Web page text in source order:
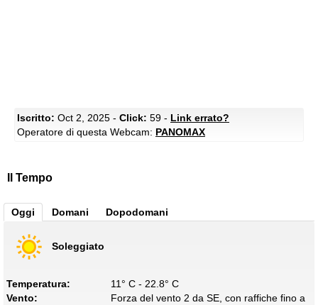
Iscritto: Oct 2, 2025 - Click: 59 - Link errato?
Operatore di questa Webcam: PANOMAX
Il Tempo
Oggi Domani Dopodomani
Soleggiato
Temperatura:
11° C - 22.8° C
Vento:
Forza del vento 2 da SE, con raffiche fino a